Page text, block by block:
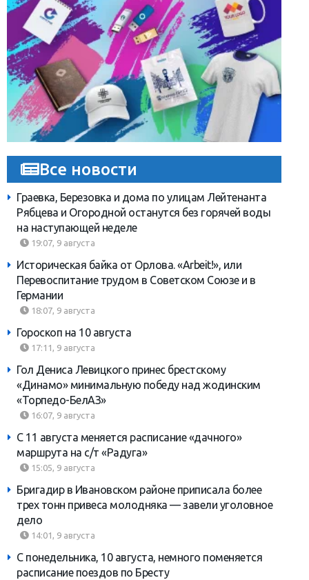
Все новости
Граевка, Березовка и дома по улицам Лейтенанта
Рябцева и Огородной останутся без горячей воды
на наступающей неделе
19:07, 9 августа
Историческая байка от Орлова. «Arbeit!», или
Перевоспитание трудом в Советском Союзе и в
Германии
18:07, 9 августа
Гороскоп на 10 августа
17:11, 9 августа
Гол Дениса Левицкого принес брестскому
«Динамо» минимальную победу над жодинским
«Торпедо-БелАЗ»
16:07, 9 августа
С 11 августа меняется расписание «дачного»
маршрута на с/т «Радуга»
15:05, 9 августа
Бригадир в Ивановском районе приписала более
трех тонн привеса молодняка — завели уголовное
дело
14:01, 9 августа
С понедельника, 10 августа, немного поменяется
расписание поездов по Бресту